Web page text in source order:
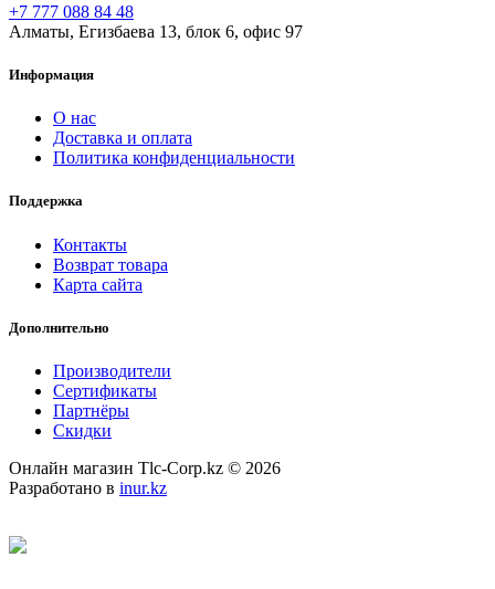
+7 777 088 84 48
Алматы, Егизбаева 13, блок 6, офис 97
Информация
О нас
Доставка и оплата
Политика конфиденциальности
Поддержка
Контакты
Возврат товара
Карта сайта
Дополнительно
Производители
Сертификаты
Партнёры
Скидки
Онлайн магазин Tlc-Corp.kz © 2026
Разработано в inur.kz